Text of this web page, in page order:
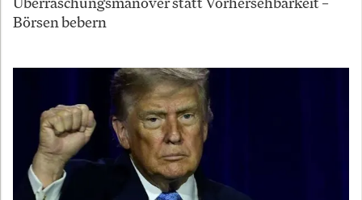
Börsen bebern